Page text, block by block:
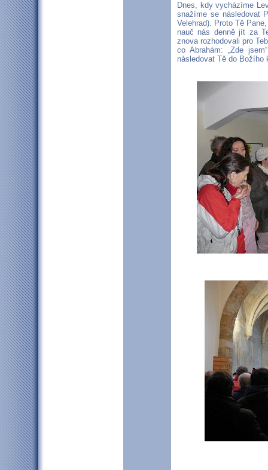
Dnes, kdy vycházíme
snažíme se následovat
Velehrad). Proto Tě
nauč nás denně jít za
znova rozhodovali pro
co Abrahám: „Zde
následovat Tě do Božího